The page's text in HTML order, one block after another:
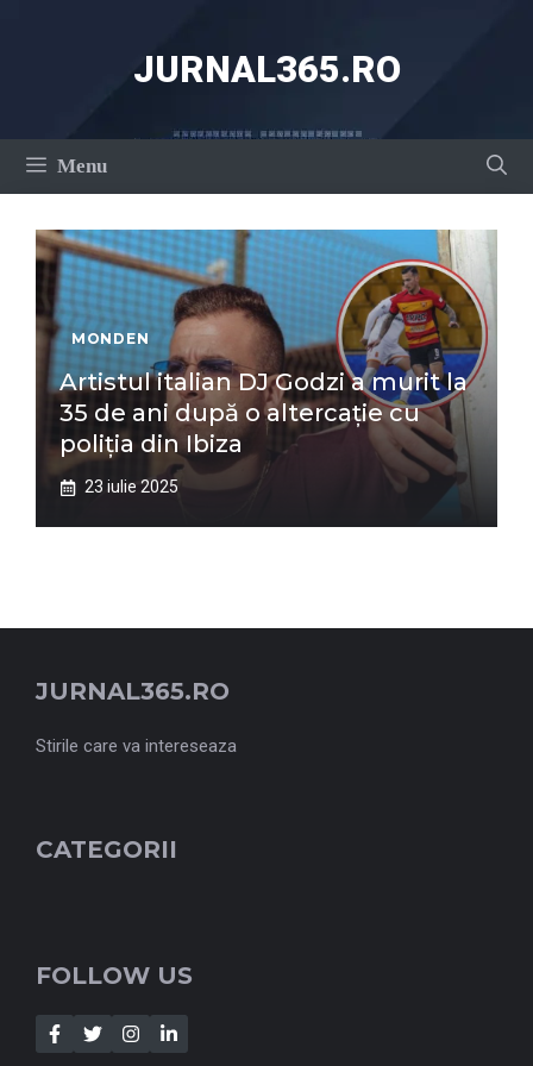
JURNAL365.RO
Menu
MONDEN
Artistul italian DJ Godzi a murit la
35 de ani după o altercație cu
poliția din Ibiza
23 iulie 2025
JURNAL365.RO
Stirile care va intereseaza
CATEGORII
FOLLOW US